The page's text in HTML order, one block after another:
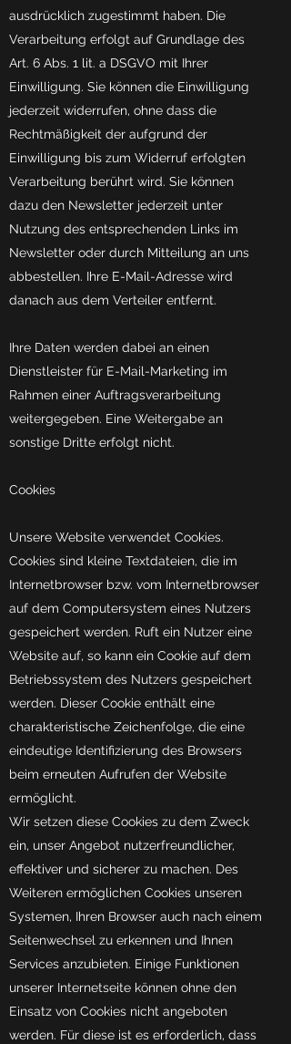
ausdrücklich zugestimmt haben. Die
Verarbeitung erfolgt auf Grundlage des
Art. 6 Abs. 1 lit. a DSGVO mit Ihrer
Einwilligung. Sie können die Einwilligung
jederzeit widerrufen, ohne dass die
Rechtmäßigkeit der aufgrund der
Einwilligung bis zum Widerruf erfolgten
Verarbeitung berührt wird. Sie können
dazu den Newsletter jederzeit unter
Nutzung des entsprechenden Links im
Newsletter oder durch Mitteilung an uns
abbestellen. Ihre E-Mail-Adresse wird
danach aus dem Verteiler entfernt.
Ihre Daten werden dabei an einen
Dienstleister für E-Mail-Marketing im
Rahmen einer Auftragsverarbeitung
weitergegeben. Eine Weitergabe an
sonstige Dritte erfolgt nicht.
Cookies
Unsere Website verwendet Cookies.
Cookies sind kleine Textdateien, die im
Internetbrowser bzw. vom Internetbrowser
auf dem Computersystem eines Nutzers
gespeichert werden. Ruft ein Nutzer eine
Website auf, so kann ein Cookie auf dem
Betriebssystem des Nutzers gespeichert
werden. Dieser Cookie enthält eine
charakteristische Zeichenfolge, die eine
eindeutige Identifizierung des Browsers
beim erneuten Aufrufen der Website
ermöglicht.
Wir setzen diese Cookies zu dem Zweck
ein, unser Angebot nutzerfreundlicher,
effektiver und sicherer zu machen. Des
Weiteren ermöglichen Cookies unseren
Systemen, Ihren Browser auch nach einem
Seitenwechsel zu erkennen und Ihnen
Services anzubieten. Einige Funktionen
unserer Internetseite können ohne den
Einsatz von Cookies nicht angeboten
werden. Für diese ist es erforderlich, dass